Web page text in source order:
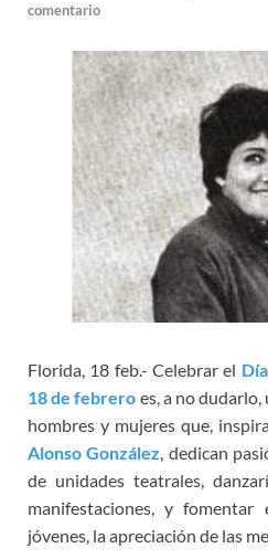
comentario
Florida, 18 feb.- Celebrar el
18 de febrero es, a no
hombres y mujeres que,
Alonso González , dedican
de unidades teatrales,
manifestaciones, y fomentar
jóvenes, la apreciación de las